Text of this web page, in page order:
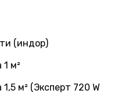
(индор)
м²
м² (Эксперт 720 W